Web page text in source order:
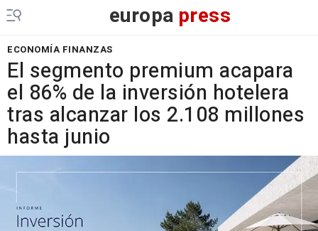
europa press
ECONOMÍA FINANZAS
El segmento premium acapara
el 86% de la inversión hotelera
tras alcanzar los 2.108 millones
hasta junio